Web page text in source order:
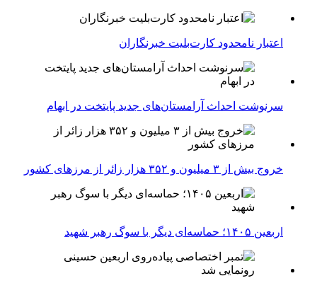
اعتبار نامحدود کارت‌بلیت خبرنگاران
سرنوشت احداث آرامستان‌های جدید پایتخت در ابهام
خروج بیش از ۳ میلیون و ۳۵۲ هزار زائر از مرزهای کشور
اربعین ۱۴۰۵؛ حماسه‌ای دیگر با سوگ رهبر شهید